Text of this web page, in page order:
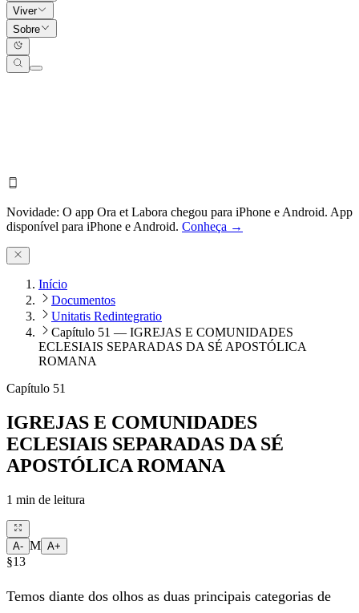
Viver
Sobre
Novidade: O app Ora et Labora chegou para iPhone e Android. App
disponível para iPhone e Android. Conheça →
Início
Documentos
Unitatis Redintegratio
Capítulo 51 — IGREJAS E COMUNIDADES
ECLESIAIS SEPARADAS DA SÉ APOSTÓLICA
ROMANA
Capítulo 51
IGREJAS E COMUNIDADES
ECLESIAIS SEPARADAS DA SÉ
APOSTÓLICA ROMANA
1 min de leitura
A- M A+
§13
Temos diante dos olhos as duas principais categorias de